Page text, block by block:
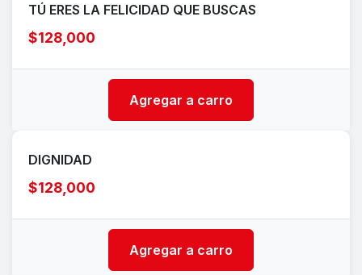
TÚ ERES LA FELICIDAD QUE BUSCAS
$128,000
Agregar a carro
DIGNIDAD
$128,000
Agregar a carro